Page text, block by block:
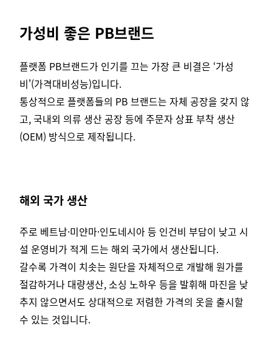
가성비 좋은 PB브랜드
플랫폼 PB브랜드가 인기를 끄는 가장 큰 비결은 ‘가성
비'(가격대비성능)입니다.
통상적으로 플랫폼들의 PB 브랜드는 자체 공장을 갖지 않
고, 국내외 의류 생산 공장 등에 주문자 상표 부착 생산
(OEM) 방식으로 제작됩니다.
해외 국가 생산
주로 베트남·미얀마·인도네시아 등 인건비 부담이 낮고 시
설 운영비가 적게 드는 해외 국가에서 생산됩니다.
갈수록 가격이 치솟는 원단을 자체적으로 개발해 원가를
절감하거나 대량생산, 소싱 노하우 등을 발휘해 마진을 낮
추지 않으면서도 상대적으로 저렴한 가격의 옷을 출시할
수 있는 것입니다.